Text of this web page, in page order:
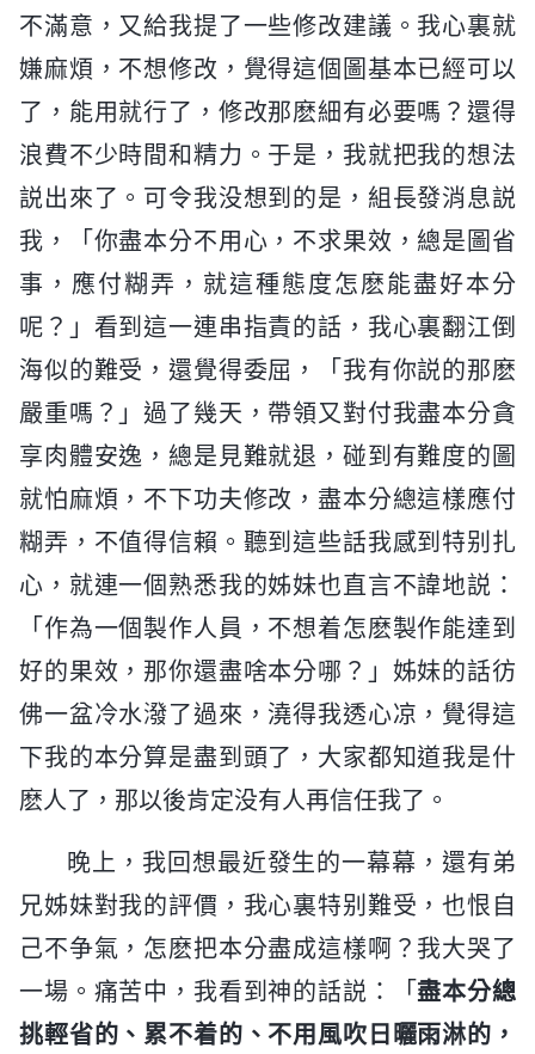
不滿意，又給我提了一些修改建議。我心裏就
嫌麻煩，不想修改，覺得這個圖基本已經可以
了，能用就行了，修改那麽細有必要嗎？還得
浪費不少時間和精力。于是，我就把我的想法
説出來了。可令我没想到的是，組長發消息説
我，「你盡本分不用心，不求果效，總是圖省
事，應付糊弄，就這種態度怎麽能盡好本分
呢？」看到這一連串指責的話，我心裏翻江倒
海似的難受，還覺得委屈，「我有你説的那麽
嚴重嗎？」過了幾天，帶領又對付我盡本分貪
享肉體安逸，總是見難就退，碰到有難度的圖
就怕麻煩，不下功夫修改，盡本分總這樣應付
糊弄，不值得信賴。聽到這些話我感到特别扎
心，就連一個熟悉我的姊妹也直言不諱地説：
「作為一個製作人員，不想着怎麽製作能達到
好的果效，那你還盡啥本分哪？」姊妹的話彷
佛一盆冷水潑了過來，澆得我透心凉，覺得這
下我的本分算是盡到頭了，大家都知道我是什
麽人了，那以後肯定没有人再信任我了。
晚上，我回想最近發生的一幕幕，還有弟
兄姊妹對我的評價，我心裏特别難受，也恨自
己不争氣，怎麽把本分盡成這樣啊？我大哭了
一場。痛苦中，我看到神的話説：「 盡本分總
挑輕省的、累不着的、不用風吹日曬雨淋的，